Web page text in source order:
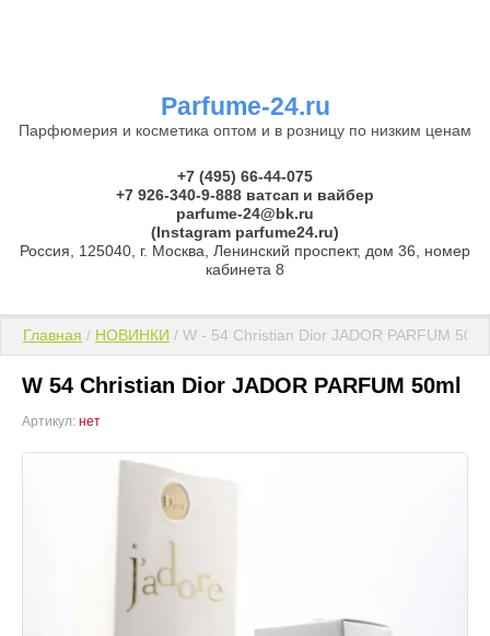
Parfume-24.ru
Парфюмерия и косметика оптом и в розницу по низким ценам
+7 (495) 66-44-075
+7 926-340-9-888 ватсап и вайбер
parfume-24@bk.ru
(Instagram parfume24.ru)
Россия, 125040, г. Москва, Ленинский проспект, дом 36, номер
кабинета 8
Главная / НОВИНКИ / W - 54 Christian Dior JADOR PARFUM 50ml
W 54 Christian Dior JADOR PARFUM 50ml
Артикул: нет